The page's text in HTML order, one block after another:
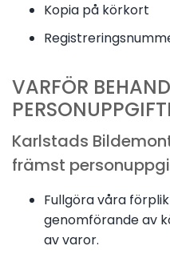
Kopia på körkort
VARFÖR
Karlstads
främst
Fullgöra våra
genomförande av
av varor.